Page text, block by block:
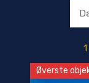
1
Øverste